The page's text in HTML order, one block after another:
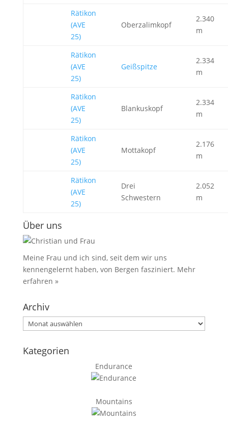
Rätikon
(AVE
25)
Oberzalimkopf
2.340
m
Rätikon
(AVE
25)
Geißspitze
2.334
m
Rätikon
(AVE
25)
Blankuskopf
2.334
m
Rätikon
(AVE
25)
Mottakopf
2.176
m
Rätikon
(AVE
25)
Drei
Schwestern
2.052
m
Über uns
Meine Frau und ich sind, seit dem wir uns
kennengelernt haben, von Bergen fasziniert. Mehr
erfahren »
Archiv
Archiv
Kategorien
Endurance
Mountains